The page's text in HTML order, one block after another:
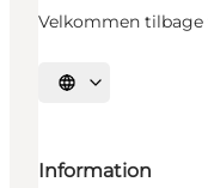
Velkommen
Vælg sprog
Information